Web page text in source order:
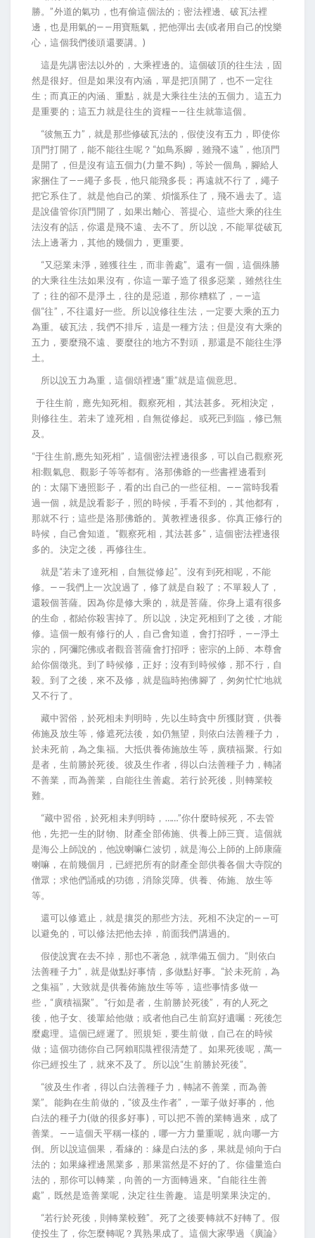
勝。”外道的氣功，也有偷這個法的；密法裡邊、破瓦法裡
邊，也是用氣的——用寶瓶氣，把他彈出去(或者用自己的悅樂
心，這個我們後頭還要講。)
這是先講密法以外的，大乘裡邊的。這個破頂的往生法，固
然是很好。但是如果沒有內涵，單是把頂開了，也不一定往
生；而真正的內涵、重點，就是大乘往生法的五個力。這五力
是重要的；這五力就是往生的資糧——往生就靠這個。
“彼無五力”，就是那些修破瓦法的，假使沒有五力，即使你
頂門打開了，能不能往生呢？“如鳥系腳，雖飛不遠”，他頂門
是開了，但是沒有這五個力(力量不夠)，等於一個鳥，腳給人
家捆住了——繩子多長，他只能飛多長；再遠就不行了，繩子
把它系住了。就是他自己的業、煩惱系住了，飛不過去了。這
是說儘管你頂門開了，如果出離心、菩提心、這些大乘的往生
法沒有的話，你還是飛不遠、去不了。所以說，不能單從破瓦
法上邊著力，其他的幾個力，更重要。
“又惡業未淨，雖獲往生，而非善處”。還有一個，這個殊勝
的大乘往生法如果沒有，你這一輩子造了很多惡業，雖然往生
了；往的卻不是淨土，往的是惡道，那你糟糕了，——這
個“往”，不往還好一些。所以說修往生法，一定要大乘的五力
為重。破瓦法，我們不排斥，這是一種方法；但是沒有大乘的
五力，要麼飛不遠、要麼往的地方不對頭，那還是不能往生淨
土。
所以說五力為重，這個頌裡邊“重”就是這個意思。
于往生前，應先知死相。觀察死相，其法甚多。死相決定，
則修往生。若未了達死相，自無從修起。或死已到臨，修已無
及。
“于往生前,應先知死相”，這個密法裡邊很多，可以自己觀察死
相:觀氣息、觀影子等等都有。洛那佛爺的一些書裡邊看到
的：太陽下邊照影子，看的出自己的一些征相。——當時我看
過一個，就是說看影子，照的時候，手看不到的，其他都有，
那就不行；這些是洛那佛爺的。黃教裡邊很多。你真正修行的
時候，自己會知道。“觀察死相，其法甚多”，這個密法裡邊很
多的。決定之後，再修往生。
就是“若未了達死相，自無從修起”。沒有到死相呢，不能
修。——我們上一次說過了，修了就是自殺了；不單殺人了，
還殺個菩薩。因為你是修大乘的，就是菩薩。你身上還有很多
的生命，都給你殺害掉了。所以說，決定死相到了之後，才能
修。這個一般有修行的人，自己會知道，會打招呼，——淨土
宗的，阿彌陀佛或者觀音菩薩會打招呼；密宗的上師、本尊會
給你個徵兆。到了時候修，正好；沒有到時候修，那不行，自
殺。到了之後，來不及修，就是臨時抱佛腳了，匆匆忙忙地就
又不行了。
藏中習俗，於死相未判明時，先以生時貪中所獲財寶，供養
佈施及放生等，修遮死法後，如仍無望，則依白法善種子力，
於未死前，為之集福。大抵供養佈施放生等，廣積福聚。行如
是者，生前勝於死後。彼及生作者，得以白法善種子力，轉諸
不善業，而為善業，自能往生善處。若行於死後，則轉業較
難。
“藏中習俗，於死相未判明時，……”你什麼時候死，不去管
他，先把一生的財物、財產全部佈施、供養上師三寶。這個就
是海公上師說的，他說喇嘛仁波切，就是海公上師的上師康薩
喇嘛，在前幾個月，已經把所有的財產全部供養各個大寺院的
僧眾；求他們誦戒的功德，消除災障。供養、佈施、放生等
等。
還可以修遮止，就是攘災的那些方法。死相不決定的——可
以避免的，可以修法把他去掉，前面我們講過的。
假使說實在去不掉，那也不著急，就準備五個力。“則依白
法善種子力”，就是做點好事情，多做點好事。“於未死前，為
之集福”，大致就是供養佈施放生等等，這些事情多做一
些，“廣積福聚”。“行如是者，生前勝於死後”，有的人死之
後，他子女、後輩給他做；或者他自己生前寫好遺囑：死後怎
麼處理。這個已經遲了。照規矩，要生前做，自己在的時候
做；這個功德你自己阿賴耶識裡很清楚了。如果死後呢，萬一
你已經投生了，就來不及了。所以說“生前勝於死後”。
“彼及生作者，得以白法善種子力，轉諸不善業，而為善
業”。能夠在生前做的，“彼及生作者”，一輩子做好事的，他
白法的種子力(做的很多好事)，可以把不善的業轉過來，成了
善業。——這個天平稱一樣的，哪一方力量重呢，就向哪一方
倒。所以說這個果，看緣的：緣是白法的多，果就是傾向于白
法的；如果緣裡邊黑業多，那果當然是不好的了。你儘量造白
法的，那你可以轉業，向善的一方面轉過來。“自能往生善
處”，既然是造善業呢，決定往生善趣。這是明業果決定的。
“若行於死後，則轉業較難”。死了之後要轉就不好轉了。假
使投生了，你怎麼轉呢？異熟果成了。這個大家學過《廣論》